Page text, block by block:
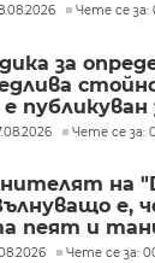
Чете се за:
за
е
Чете се за:
на
е,
пеят и
Чете се за: